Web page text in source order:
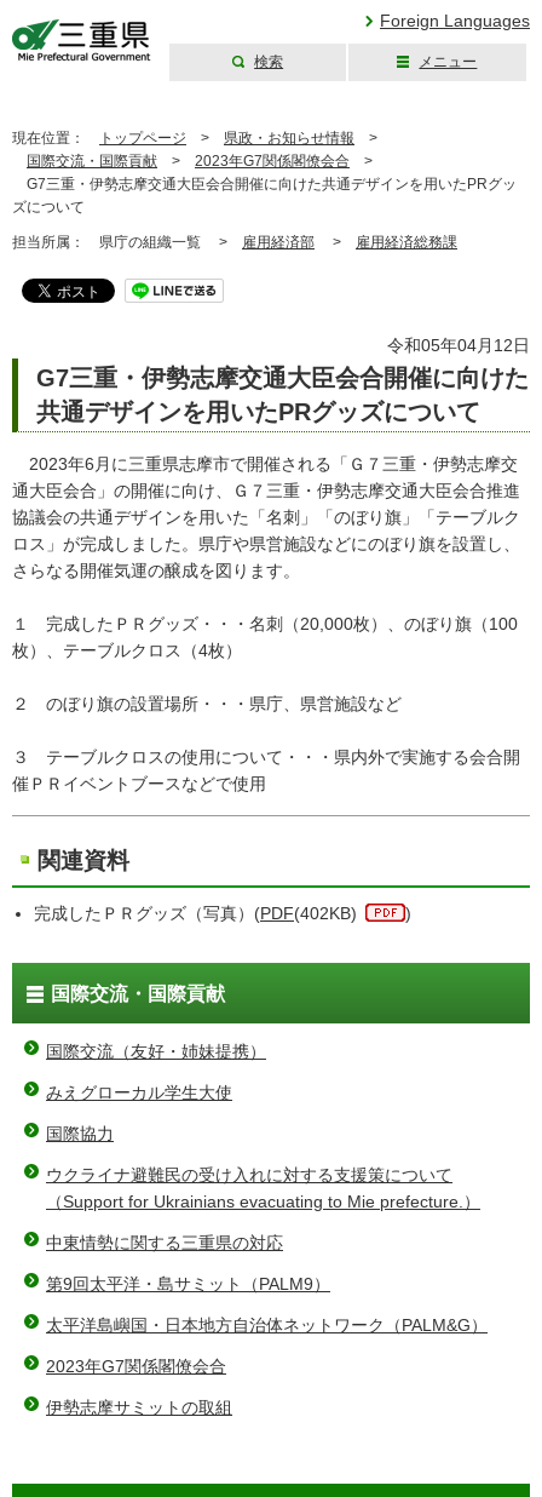
Foreign Languages
検索 メニュー
現在位置： トップページ > 県政・お知らせ情報 >
国際交流・国際貢献 > 2023年G7関係閣僚会合 >
G7三重・伊勢志摩交通大臣会合開催に向けた共通デザインを用いたPRグッ
ズについて
担当所属： 県庁の組織一覧 > 雇用経済部 > 雇用経済総務課
令和05年04月12日
G7三重・伊勢志摩交通大臣会合開催に向けた
共通デザインを用いたPRグッズについて
2023年6月に三重県志摩市で開催される「Ｇ７三重・伊勢志摩交
通大臣会合」の開催に向け、Ｇ７三重・伊勢志摩交通大臣会合推進
協議会の共通デザインを用いた「名刺」「のぼり旗」「テーブルク
ロス」が完成しました。県庁や県営施設などにのぼり旗を設置し、
さらなる開催気運の醸成を図ります。
１ 完成したＰＲグッズ・・・名刺（20,000枚）、のぼり旗（100
枚）、テーブルクロス（4枚）
２ のぼり旗の設置場所・・・県庁、県営施設など
３ テーブルクロスの使用について・・・県内外で実施する会合開
催ＰＲイベントブースなどで使用
関連資料
完成したＰＲグッズ（写真）(PDF(402KB) )
国際交流・国際貢献
国際交流（友好・姉妹提携）
みえグローカル学生大使
国際協力
ウクライナ避難民の受け入れに対する支援策について
（Support for Ukrainians evacuating to Mie prefecture.）
中東情勢に関する三重県の対応
第9回太平洋・島サミット（PALM9）
太平洋島嶼国・日本地方自治体ネットワーク（PALM&G）
2023年G7関係閣僚会合
伊勢志摩サミットの取組